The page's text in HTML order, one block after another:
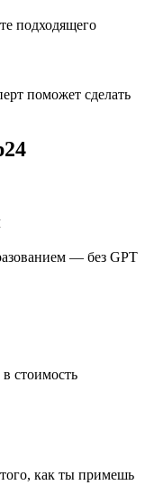
подходящего
поможет сделать
— без GPT
стоимость
того, как ты примешь